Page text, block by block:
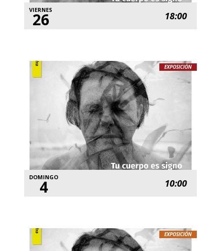
VIERNES
26 18:00
EXPOSICIÓN
DOMINGO
4 10:00
EXPOSICIÓN